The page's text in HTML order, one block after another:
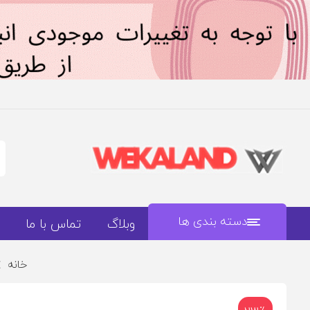
دسته بندی ها وبلاگ تماس با ما
خانه